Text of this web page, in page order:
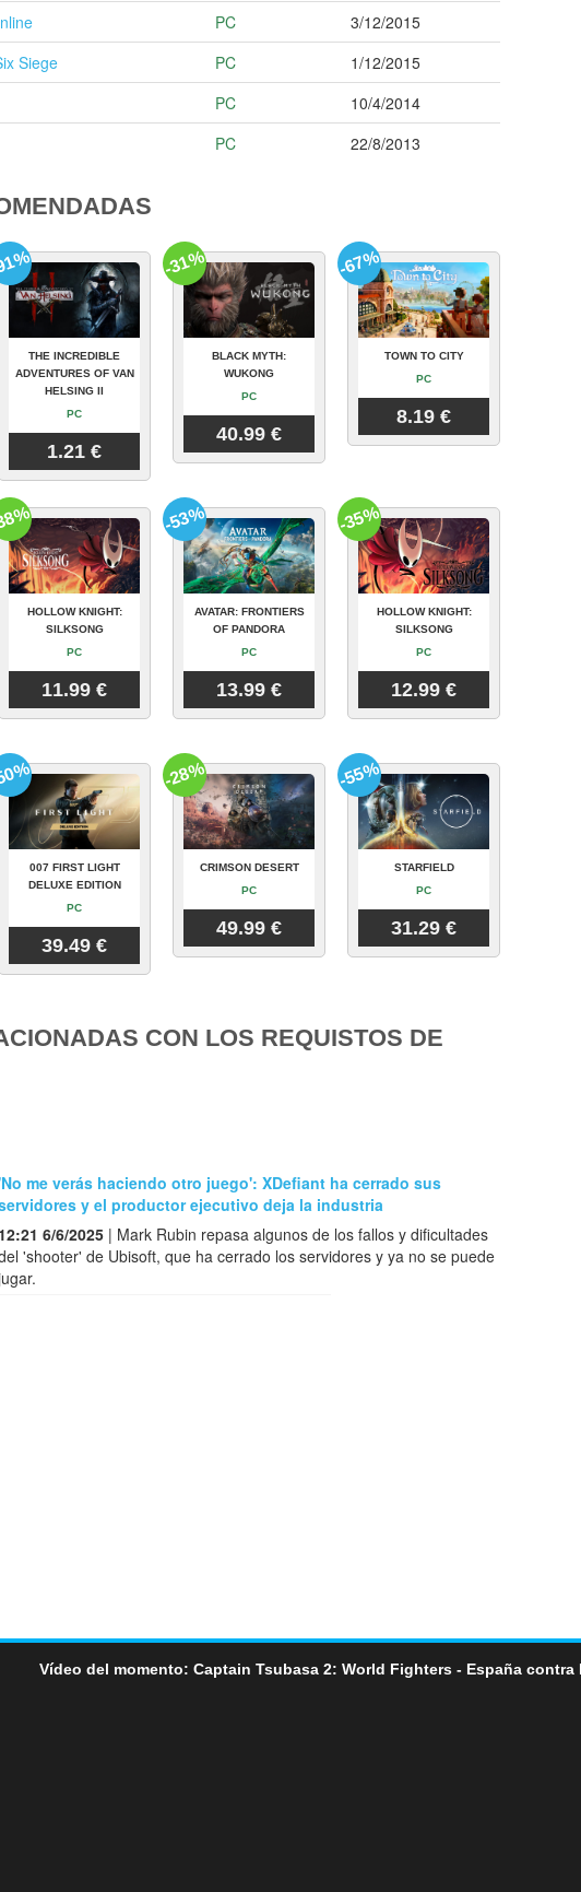
PC
3/12/2015
Siege
PC
1/12/2015
PC
10/4/2014
PC 22/8/2013
THE INCREDIBLE
ADVENTURES OF VAN
HELSING II
PC
1.21 €
BLACK MYTH:
WUKONG
PC
40.99 €
-31%
TOWN TO CITY
PC
8.19 €
-67%
HOLLOW KNIGHT:
SILKSONG
PC
11.99 €
AVATAR: FRONTIERS
OF PANDORA
PC
13.99 €
-53%
HOLLOW KNIGHT:
SILKSONG
PC
12.99 €
-35%
007 FIRST LIGHT
DELUXE EDITION
PC
39.49 €
CRIMSON DESERT
PC
49.99 €
-28%
STARFIELD
PC
31.29 €
-55%
CON LOS REQUISTOS DE
me verás haciendo otro juego': XDefiant ha cerrado sus
y el productor ejecutivo deja la industria
12:21 6/6/2025 | Mark Rubin repasa algunos de los fallos y dificultades
'shooter' de Ubisoft, que ha cerrado los servidores y ya no se puede
Vídeo del momento: Captain Tsubasa 2: World Fighters - España contra